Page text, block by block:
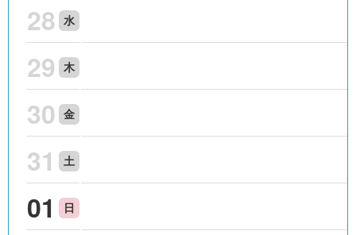
28 水
29 木
30 金
31 土
01 日